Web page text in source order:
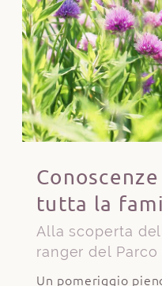
tutta la
Alla scoperta
ranger del
Un pomeriggio